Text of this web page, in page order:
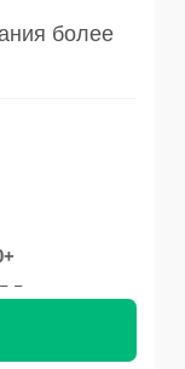
более